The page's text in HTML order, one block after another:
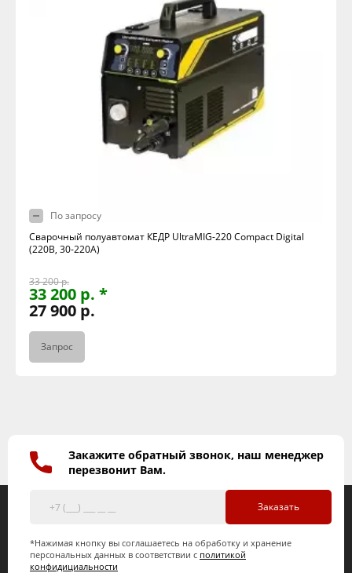
По запросу
Сварочный полуавтомат КЕДР UltraMIG-220 Compact Digital
(220В, 30-220А)
33 200 р.
33 200 р. *
27 900 р.
Запрос
Закажите обратный звонок, наш менеджер
перезвонит Вам.
Заказать
*Нажимая кнопку вы соглашаетесь на обработку и хранение
персональных данных в соответствии с политикой
конфидициальности